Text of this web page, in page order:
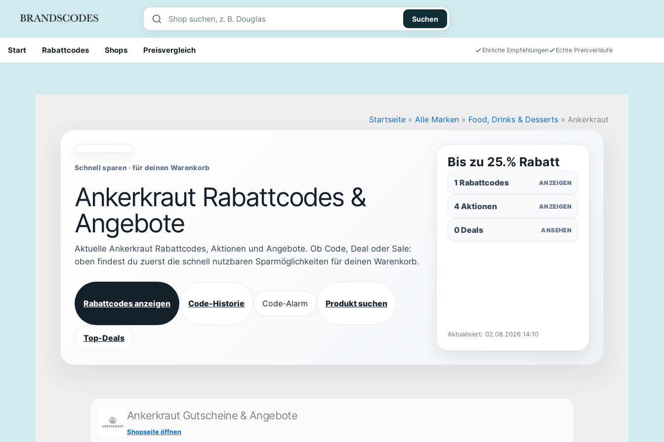
Shop suchen
Suchen
Start Rabattcodes Shops Preisvergleich Ehrliche Empfehlungen Echte Preisverläufe
Startseite » Alle Marken » Food, Drinks & Desserts » Ankerkraut
Schnell sparen · für deinen Warenkorb
Ankerkraut Rabattcodes &
Angebote
Aktuelle Ankerkraut Rabattcodes, Aktionen und Angebote. Ob Code, Deal oder Sale:
oben findest du zuerst die schnell nutzbaren Sparmöglichkeiten für deinen Warenkorb.
Rabattcodes anzeigen Code-Historie Code-Alarm Produkt suchen
Top-Deals
Bis zu 25.% Rabatt
1 Rabattcodes ANZEIGEN
4 Aktionen ANZEIGEN
0 Deals ANSEHEN
Aktualisiert: 02.08.2026 14:10
Ankerkraut Gutscheine & Angebote
Shopseite öffnen